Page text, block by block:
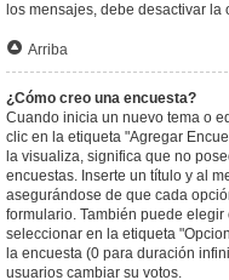
los mensajes, debe desactivar
Arriba
¿Cómo creo una encuesta?
Cuando inicia un nuevo tema o
clic en la etiqueta "Agregar
la visualiza, significa que no
encuestas. Inserte un título y al
asegurándose de que cada
formulario. También puede
seleccionar en la etiqueta
la encuesta (0 para duración
usuarios cambiar su votos.